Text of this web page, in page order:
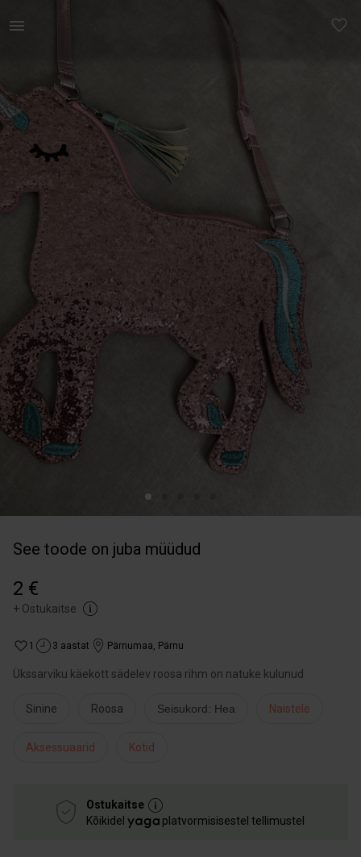
See toode on juba müüdud
2 €
+ Ostukaitse
1 3 aastat Pärnumaa, Pärnu
Ükssarviku käekott sädelev roosa rihm on natuke kulunud
Sinine Roosa Seisukord: Hea Naistele
Aksessuaarid Kotid
Ostukaitse
Kõikidel
platvormisisestel tellimustel